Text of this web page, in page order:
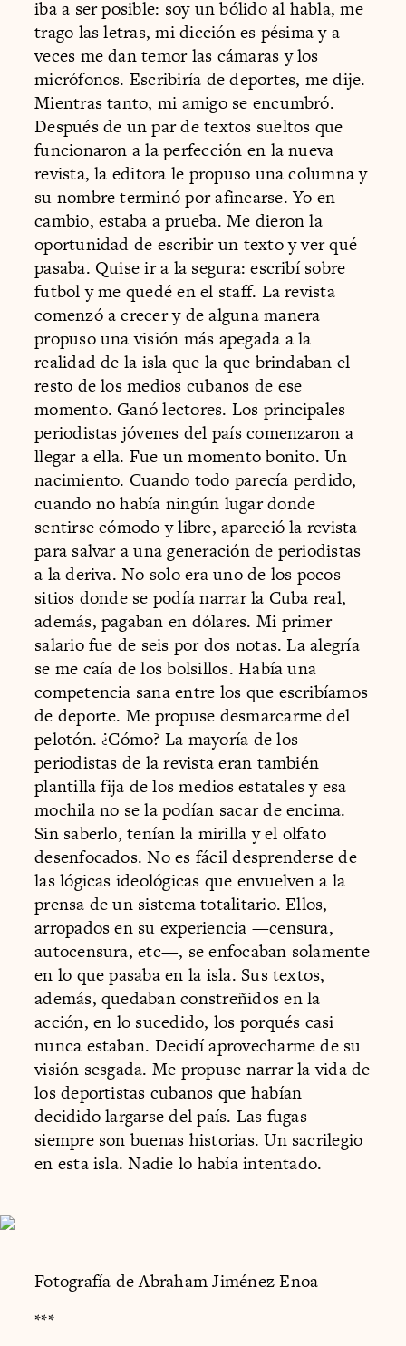
iba a ser posible: soy un bólido al habla, me
trago las letras, mi dicción es pésima y a
veces me dan temor las cámaras y los
micrófonos. Escribiría de deportes, me dije.
Mientras tanto, mi amigo se encumbró.
Después de un par de textos sueltos que
funcionaron a la perfección en la nueva
revista, la editora le propuso una columna y
su nombre terminó por afincarse. Yo en
cambio, estaba a prueba. Me dieron la
oportunidad de escribir un texto y ver qué
pasaba. Quise ir a la segura: escribí sobre
futbol y me quedé en el staff. La revista
comenzó a crecer y de alguna manera
propuso una visión más apegada a la
realidad de la isla que la que brindaban el
resto de los medios cubanos de ese
momento. Ganó lectores. Los principales
periodistas jóvenes del país comenzaron a
llegar a ella. Fue un momento bonito. Un
nacimiento. Cuando todo parecía perdido,
cuando no había ningún lugar donde
sentirse cómodo y libre, apareció la revista
para salvar a una generación de periodistas
a la deriva. No solo era uno de los pocos
sitios donde se podía narrar la Cuba real,
además, pagaban en dólares. Mi primer
salario fue de seis por dos notas. La alegría
se me caía de los bolsillos. Había una
competencia sana entre los que escribíamos
de deporte. Me propuse desmarcarme del
pelotón. ¿Cómo? La mayoría de los
periodistas de la revista eran también
plantilla fija de los medios estatales y esa
mochila no se la podían sacar de encima.
Sin saberlo, tenían la mirilla y el olfato
desenfocados. No es fácil desprenderse de
las lógicas ideológicas que envuelven a la
prensa de un sistema totalitario. Ellos,
arropados en su experiencia —censura,
autocensura, etc—, se enfocaban solamente
en lo que pasaba en la isla. Sus textos,
además, quedaban constreñidos en la
acción, en lo sucedido, los porqués casi
nunca estaban. Decidí aprovecharme de su
visión sesgada. Me propuse narrar la vida de
los deportistas cubanos que habían
decidido largarse del país. Las fugas
siempre son buenas historias. Un sacrilegio
en esta isla. Nadie lo había intentado.
Fotografía de Abraham Jiménez Enoa
***